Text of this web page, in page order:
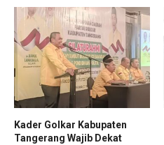
Kader Golkar Kabupaten
Tangerang Wajib Dekat